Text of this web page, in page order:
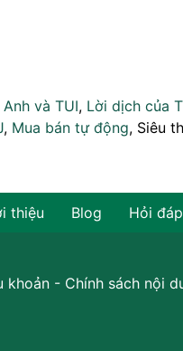
và TUI, Lời dịch của
, Mua bán tự động, Siêu
thiệu Blog Hỏi đáp
khoản - Chính sách nội